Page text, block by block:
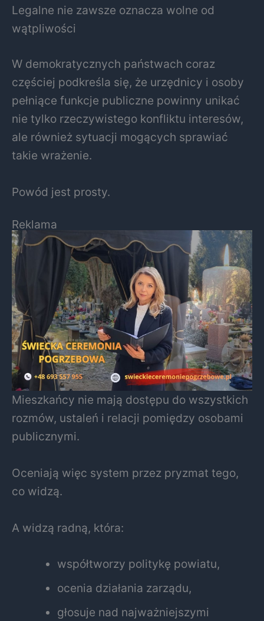
Legalne nie zawsze oznacza wolne od
wątpliwości
W demokratycznych państwach coraz
częściej podkreśla się, że urzędnicy i osoby
pełniące funkcje publiczne powinny unikać
nie tylko rzeczywistego konfliktu interesów,
ale również sytuacji mogących sprawiać
takie wrażenie.
Powód jest prosty.
Reklama
Mieszkańcy nie mają dostępu do wszystkich
rozmów, ustaleń i relacji pomiędzy osobami
publicznymi.
Oceniają więc system przez pryzmat tego,
co widzą.
A widzą radną, która:
współtworzy politykę powiatu,
ocenia działania zarządu,
głosuje nad najważniejszymi